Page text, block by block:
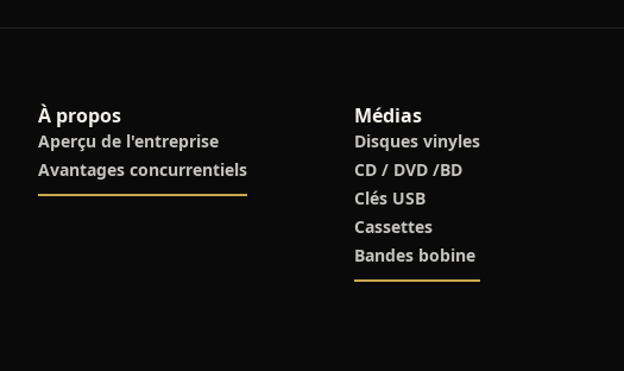
À propos
Aperçu de l'entreprise
Avantages concurrentiels
Médias
Disques vinyles
CD / DVD /BD
Clés USB
Cassettes
Bandes bobine